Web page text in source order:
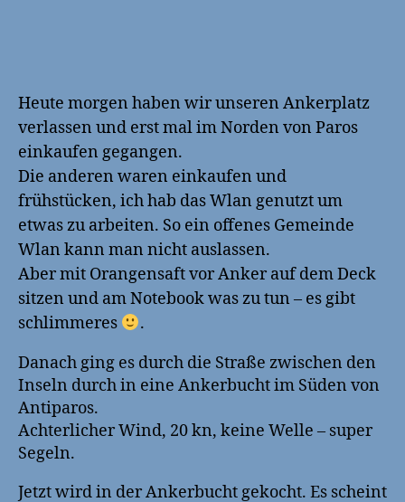
herum
nach
Heute morgen haben wir unseren Ankerplatz
verlassen und erst mal im Norden von Paros
einkaufen gegangen.
Die anderen waren einkaufen und
frühstücken, ich hab das Wlan genutzt um
etwas zu arbeiten. So ein offenes Gemeinde
Wlan kann man nicht auslassen.
Aber mit Orangensaft vor Anker auf dem Deck
sitzen und am Notebook was zu tun – es gibt
schlimmeres
.
Danach ging es durch die Straße zwischen den
Inseln durch in eine Ankerbucht im Süden von
Antiparos.
Achterlicher Wind, 20 kn, keine Welle – super
Segeln.
Jetzt wird in der Ankerbucht gekocht. Es scheint